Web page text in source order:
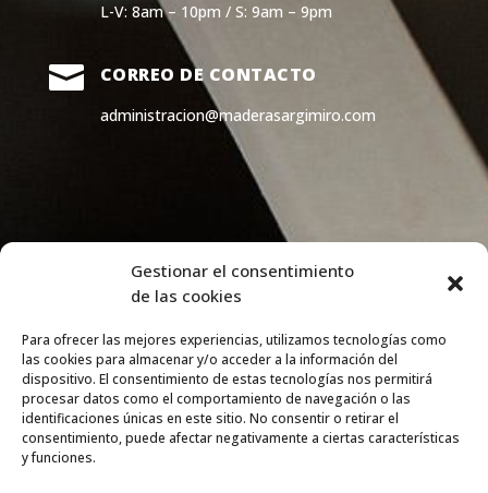
Gestionar el consentimiento
de las cookies
Para ofrecer las mejores experiencias, utilizamos tecnologías como
las cookies para almacenar y/o acceder a la información del
dispositivo. El consentimiento de estas tecnologías nos permitirá
procesar datos como el comportamiento de navegación o las
identificaciones únicas en este sitio. No consentir o retirar el
consentimiento, puede afectar negativamente a ciertas características
y funciones.
L-V: 8am – 10pm / S: 9am – 9pm
 CORREO DE CONTACTO
administracion@maderasargimiro.com
Política de Privacidad –Política de Cookies– Aviso